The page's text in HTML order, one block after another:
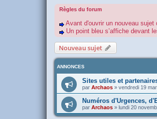
Règles du forum
Avant d'ouvrir un nouveau
Un point bleu s’affiche devant
Nouveau sujet
ANNONCES
Sites utiles et
par Archaos » vendredi 19
Numéros d'Urgences,
par Archaos » lundi 20